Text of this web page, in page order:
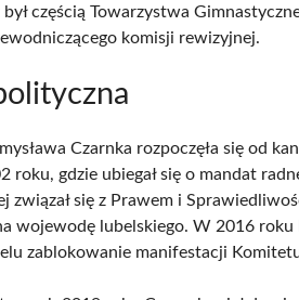
częścią Towarzystwa
komisji rewizyjnej.
Czarnka rozpoczęła się od
roku, gdzie ubiegał się o mandat
związał się z Prawem i
wojewodę lubelskiego. W 2016 roku
zablokowanie manifestacji